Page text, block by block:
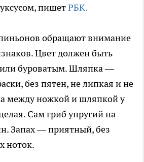
пишетРБК.
обращают внимание
Цвет должен быть
буроватым. Шляпка —
без пятен, не липкая и не
между ножкой и шляпкой у
Сам гриб упругий на
Запах — приятный, без
ноток.